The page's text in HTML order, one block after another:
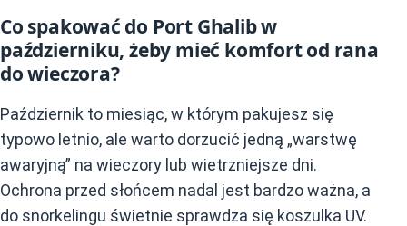
Co spakować do Port Ghalib w
październiku, żeby mieć komfort od rana
do wieczora?
Październik to miesiąc, w którym pakujesz się
typowo letnio, ale warto dorzucić jedną „warstwę
awaryjną” na wieczory lub wietrzniejsze dni.
Ochrona przed słońcem nadal jest bardzo ważna, a
do snorkelingu świetnie sprawdza się koszulka UV.